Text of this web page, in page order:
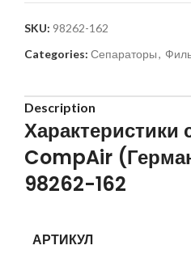
SKU: 98262-162
Categories: Сепараторы,
Description
Характеристики
CompAir
98262-162
АРТИКУЛ